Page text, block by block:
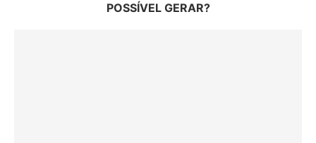
POSSÍVEL GERAR?